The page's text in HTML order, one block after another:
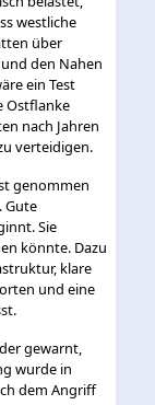
westliche
über
den Nahen
ein Test
Ostflanke
nach Jahren
verteidigen.
genommen
Gute
Sie
könnte. Dazu
klare
und eine
gewarnt,
wurde in
dem Angriff